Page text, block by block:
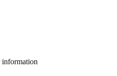
information